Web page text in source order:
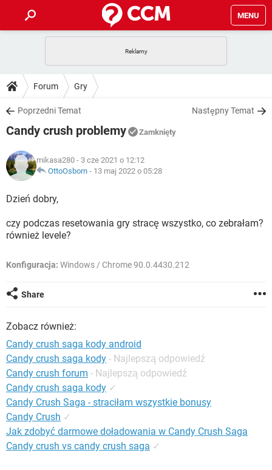
MENU
GRY
SPOTIFY
INSTAGRAM FACEBOOK
WINDOWS 10
PORADY
PlayStation
INSTAGRAM
WINDOWS 10
DO POBRANIA
ANDROID TIKTOK
GRY
IOS NETFLIX
INSTAGRAM
FORUM
COVID-19
GRY
SPOTIFY
INSTAGRAM FACEBOOK
ARTYKUŁY
COVID-19
SPOTIFY
Forum Gry
Poprzedni Temat Następny Temat
Candy crush problemy Zamknięty
mikasa280 - 3 cze 2021 o 12:12
OttoOsborn - 13 maj 2022 o 05:28
Dzień dobry,
czy podczas resetowania gry stracę wszystko, co zebrałam?
również levele?
Konfiguracja: Windows / Chrome 90.0.4430.212
Share
Zobacz również:
Candy crush saga kody android
Candy crush saga kody - Najlepszą odpowiedź
Candy crush forum - Najlepszą odpowiedź
Candy crush saga kody ✓
Candy Crush Saga - straciłam wszystkie bonusy
Candy Crush ✓
Jak zdobyć darmowe doładowania w Candy Crush Saga
Candy crush vs candy crush saga ✓